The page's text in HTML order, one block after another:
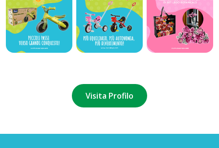
Visita Profilo